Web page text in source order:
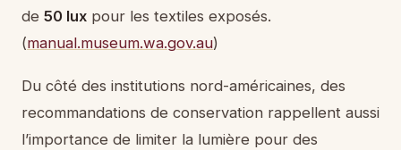
de 50 lux pour les textiles exposés.
(manual.museum.wa.gov.au)
Du côté des institutions nord-américaines, des
recommandations de conservation rappellent aussi
l’importance de limiter la lumière pour des